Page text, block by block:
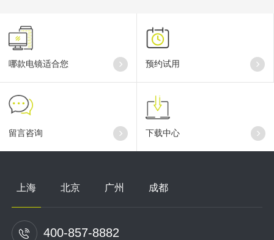
哪款电镜适合您 预约试用
留言咨询 下载中心
上海 北京 广州 成都
400-857-8882